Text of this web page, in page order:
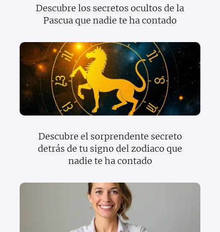
Descubre los secretos ocultos de la
Pascua que nadie te ha contado
Descubre el sorprendente secreto
detrás de tu signo del zodiaco que
nadie te ha contado